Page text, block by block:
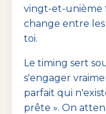
vingt-et-unième
change entre les
toi.
Le timing sert
s'engager
parfait qui
prête ». On